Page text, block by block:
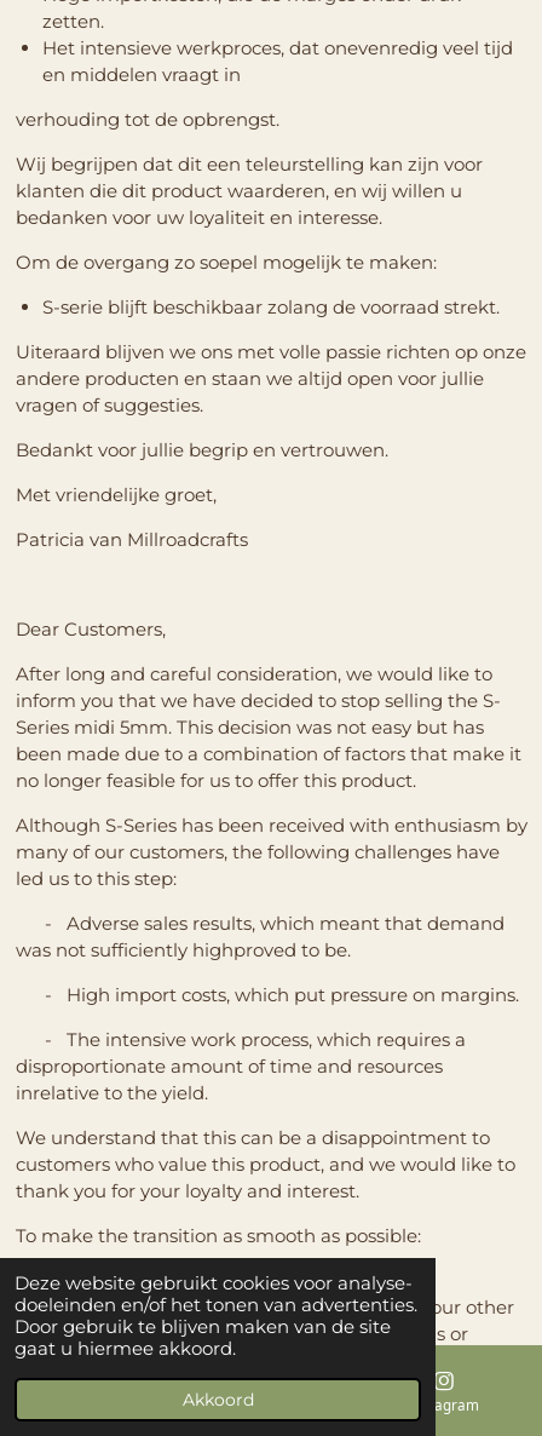
Deze website gebruikt cookies voor analyse-
doeleinden en/of het tonen van advertenties.
Door gebruik te blijven maken van de site
gaat u hiermee akkoord.
Akkoord
zetten.
Het intensieve werkproces, dat onevenredig veel tijd
en middelen vraagt in
verhouding tot de opbrengst.
Wij begrijpen dat dit een teleurstelling kan zijn voor
klanten die dit product waarderen, en wij willen u
bedanken voor uw loyaliteit en interesse.
Om de overgang zo soepel mogelijk te maken:
S-serie blijft beschikbaar zolang de voorraad strekt.
Uiteraard blijven we ons met volle passie richten op onze
andere producten en staan we altijd open voor jullie
vragen of suggesties.
Bedankt voor jullie begrip en vertrouwen.
Met vriendelijke groet,
Patricia van Millroadcrafts
Dear Customers,
After long and careful consideration, we would like to
inform you that we have decided to stop selling the S-
Series midi 5mm. This decision was not easy but has
been made due to a combination of factors that make it
no longer feasible for us to offer this product.
Although S-Series has been received with enthusiasm by
many of our customers, the following challenges have
led us to this step:
- Adverse sales results, which meant that demand
was not sufficiently highproved to be.
- High import costs, which put pressure on margins.
- The intensive work process, which requires a
disproportionate amount of time and resources
inrelative to the yield.
We understand that this can be a disappointment to
customers who value this product, and we would like to
thank you for your loyalty and interest.
To make the transition as smooth as possible:
S Series will remain available while stocks last.
Of course, we remain passionately focused on our other
products and are always open to your questions or
suggestions.
Thank you for your understanding and trust.
Instagram